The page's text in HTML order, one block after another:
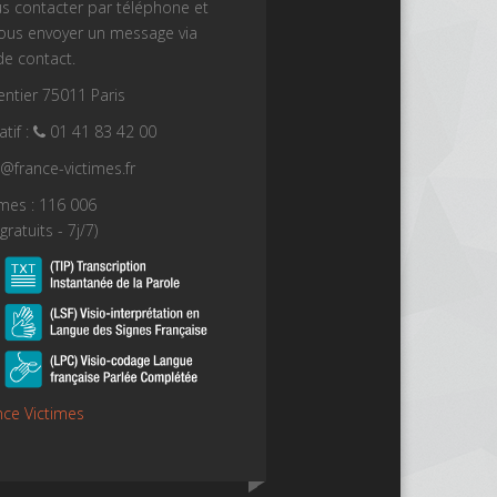
contacter par téléphone et
envoyer un message via
contact.
75011 Paris
:
01 41 83 42 00
victimes.fr
: 116 006
- 7j/7)
Victimes